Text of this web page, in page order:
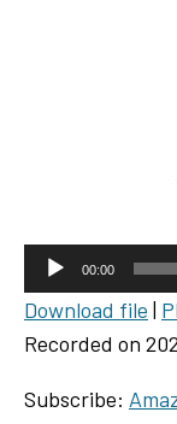
u
d
i
o
00:00
Download file |
Recorded on
Subscribe: